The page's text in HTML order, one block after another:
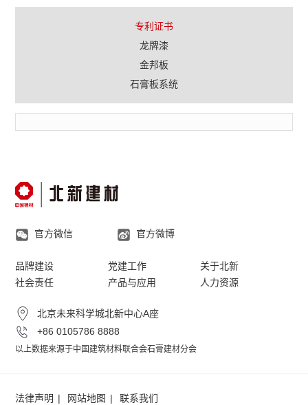
专利证书
龙牌漆
金邦板
石膏板系统
官方微信 官方微博
品牌建设 党建工作
关于北新
社会责任
产品与应用 人力资源
北京未来科学城北新中心A座
+86 0105786 8888
以上数据来源于中国建筑材料联合会石膏建材分会
法律声明 网站地图 联系我们